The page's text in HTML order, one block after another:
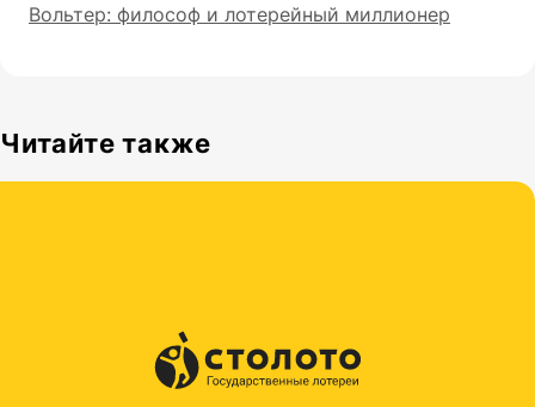
Вольтер: философ и лотерейный миллионер
Читайте также